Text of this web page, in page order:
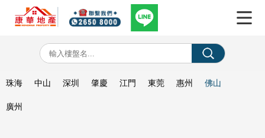
珠海 中山 深圳 肇慶 江門 東莞 惠州 佛山
廣州